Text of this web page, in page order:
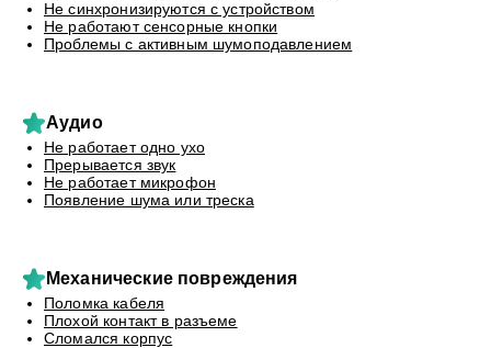
Не синхронизируются с устройством
Не работают сенсорные кнопки
Проблемы с активным шумоподавлением
Аудио
Не работает одно ухо
Прерывается звук
Не работает микрофон
Появление шума или треска
Механические повреждения
Поломка кабеля
Плохой контакт в разъеме
Сломался корпус